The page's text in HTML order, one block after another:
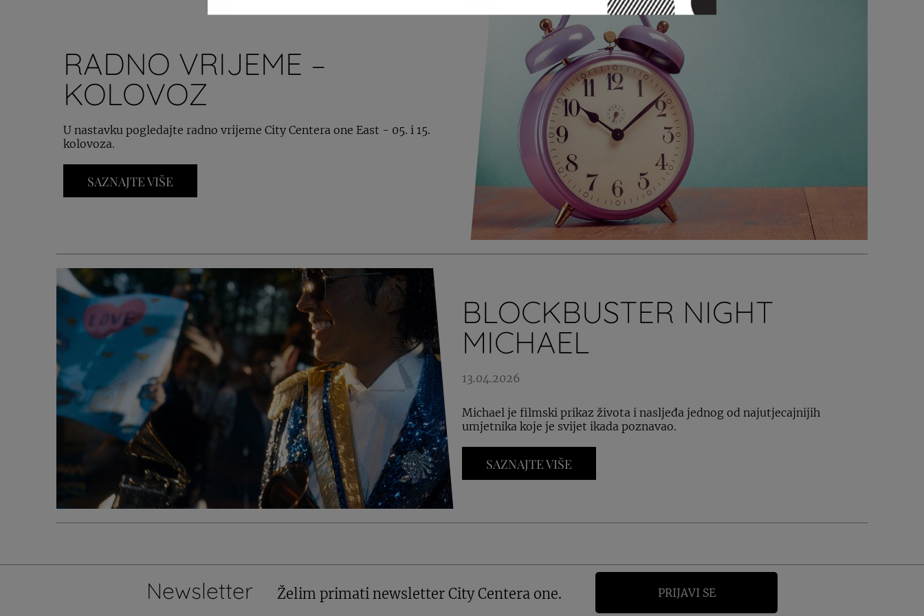
RADNO VRIJEME –
KOLOVOZ
U nastavku pogledajte radno vrijeme City Centera one East - 05. i 15.
kolovoza.
SAZNAJTE VIŠE
BLOCKBUSTER NIGHT
MICHAEL
13.04.2026
Michael je filmski prikaz života i nasljeđa jednog od najutjecajnijih
umjetnika koje je svijet ikada poznavao.
SAZNAJTE VIŠE
Newsletter Želim primati newsletter City Centera one. PRIJAVI SE